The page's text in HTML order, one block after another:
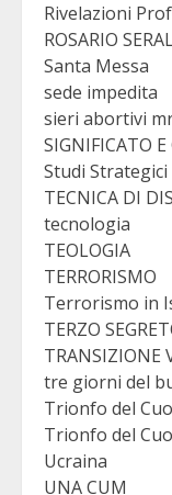
Rivelazioni
ROSARIO
Santa Messa
sede impedita
sieri abortivi
SIGNIFICATO E
Studi
TECNICA DI
tecnologia
TEOLOGIA
TERRORISMO
Terrorismo in
TERZO
TRANSIZIONE
tre giorni del
Trionfo del
Trionfo del
Ucraina
UNA CUM